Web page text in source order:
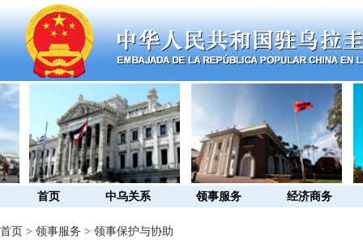
首页 中乌关系 领事服务 经济商务
首页 > 领事服务 > 领事保护与协助